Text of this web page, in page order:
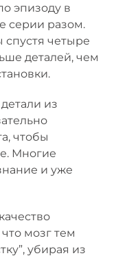
эпизоду в
серии разом.
спустя четыре
деталей, чем
из
чтобы
Многие
и уже
мозг тем
убирая из